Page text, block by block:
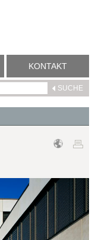
KONTAKT